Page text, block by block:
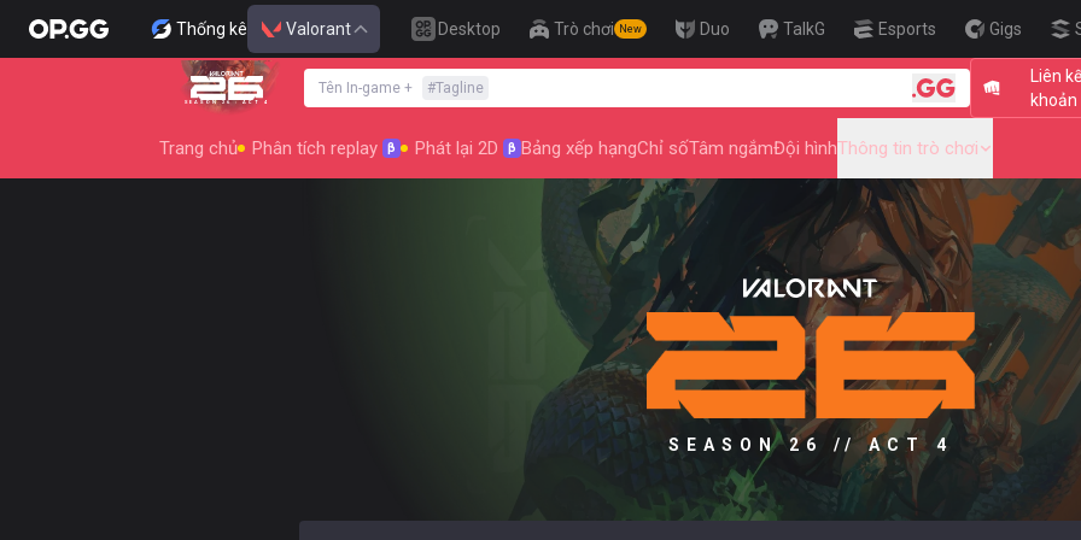
Thống kê Valorant Desktop Trò chơi New Duo TalkG Esports Gigs
SEASON 26 : ACT 4
Tên In-game + #Tagline
Liên
khoản
🎯 Level
Trang chủ Phân tích replay β Phát lại 2D β Bảng xếp hạngChỉ sốTâm ngắmĐội hìnhThông tin trò chơi
SEASON 26 // ACT 4